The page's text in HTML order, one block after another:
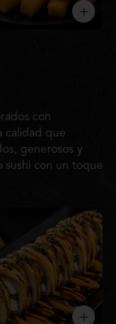
con
calidad que
generosos y
sushi con un toque